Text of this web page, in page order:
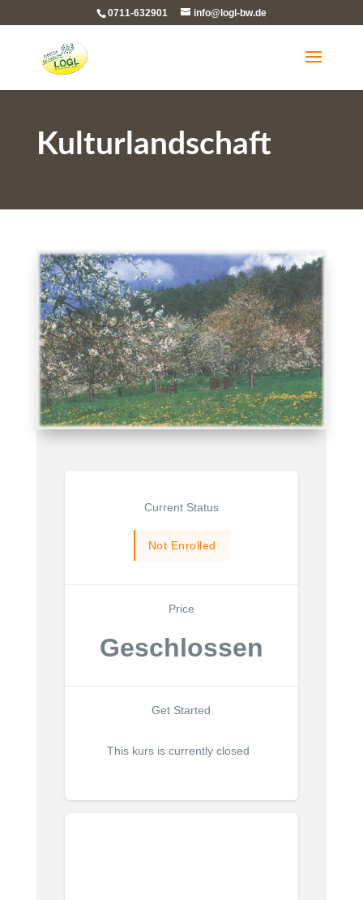
0711-632901 info@logl-bw.de
Kulturlandschaft
Current Status
Not Enrolled
Price
Geschlossen
Get Started
This kurs is currently closed